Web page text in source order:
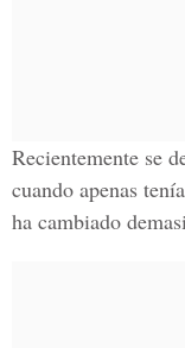
Recientemente se
cuando apenas
ha cambiado